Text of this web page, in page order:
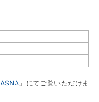
ASNA」にてご覧いただけま